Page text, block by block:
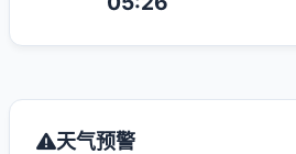
天气预警